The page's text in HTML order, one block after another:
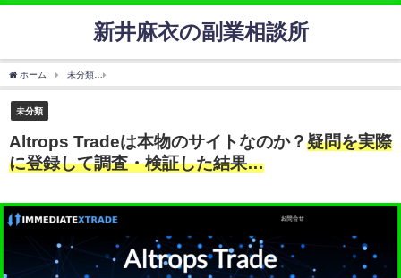
新井麻衣の副業相談所
ホーム 未分類
未分類
Altrops Tradeは本物のサイトなのか？疑問を実際
に登録して調査・検証した結果…